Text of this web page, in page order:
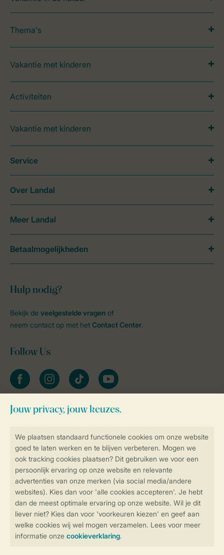
Controle over jouw gegevens &
Veilig en snel online boeken
Veilige gegevensoverdracht
Veilige betaling
Thema's
Vakantie met kinderen
Activiteiten
Vakantie met kinderen
Hulp nodig?
Bekijk de veelgestelde vragen of
neem contact op met het Contact Center.
Follow Us
facebookinstagramtiktok youtube
Blijf op de hoogte
Service
Over Landal
Meer Landal
Betaalmogelijkheden